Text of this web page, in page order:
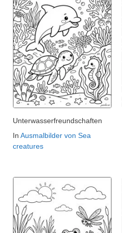
Unterwasserfreundschaften
In Ausmalbilder von Sea
creatures